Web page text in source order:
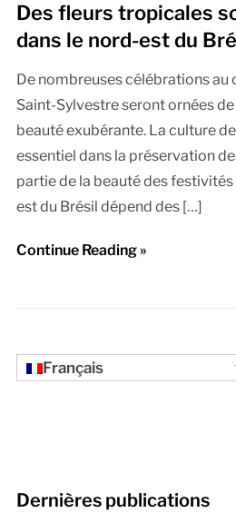
Des fleurs tropicales
dans le nord-est du
De nombreuses célébrations au
Saint-Sylvestre seront ornées
beauté exubérante. La culture
essentiel dans la préservation
partie de la beauté des festivités
est du Brésil dépend des […]
Continue Reading »
Français
Dernières publications